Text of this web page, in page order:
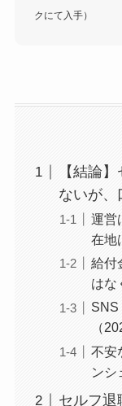
クにて入手）
【結論
ないが、
運営
在地
給付
はな
SNS
（
不安
ンシ
セルフ退